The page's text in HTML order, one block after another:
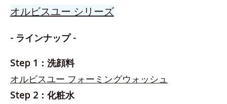
オルビスユー シリーズ
- ラインナップ -
Step 1：洗顔料
オルビスユー フォーミングウォッシュ
Step 2：化粧水